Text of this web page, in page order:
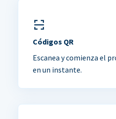
Códigos QR
Escanea y comienza el
en un instante.